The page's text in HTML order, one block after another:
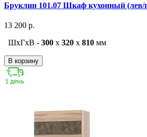
Бруклин 101.07 Шкаф кухонный (лев/
13 200 р.
ШxГxВ - 300 x 320 x 810 мм
В корзину